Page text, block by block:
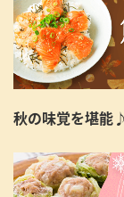
秋の味覚を堪能